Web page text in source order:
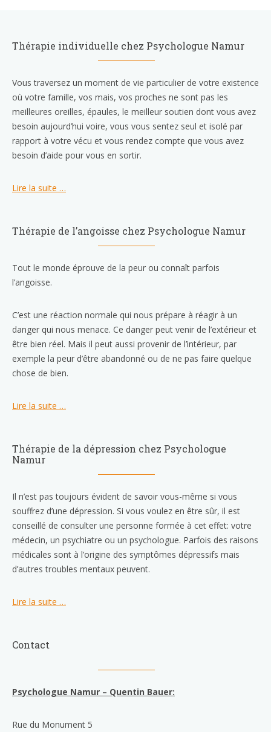
Thérapie individuelle chez Psychologue Namur
Vous traversez un moment de vie particulier de votre existence
où votre famille, vos mais, vos proches ne sont pas les
meilleures oreilles, épaules, le meilleur soutien dont vous avez
besoin aujourd’hui voire, vous vous sentez seul et isolé par
rapport à votre vécu et vous rendez compte que vous avez
besoin d’aide pour vous en sortir.
Lire la suite …
Thérapie de l’angoisse chez Psychologue Namur
Tout le monde éprouve de la peur ou connaît parfois
l’angoisse.
C’est une réaction normale qui nous prépare à réagir à un
danger qui nous menace. Ce danger peut venir de l’extérieur et
être bien réel. Mais il peut aussi provenir de l’intérieur, par
exemple la peur d’être abandonné ou de ne pas faire quelque
chose de bien.
Lire la suite …
Thérapie de la dépression chez Psychologue
Namur
Il n’est pas toujours évident de savoir vous-même si vous
souffrez d’une dépression. Si vous voulez en être sûr, il est
conseillé de consulter une personne formée à cet effet: votre
médecin, un psychiatre ou un psychologue. Parfois des raisons
médicales sont à l’origine des symptômes dépressifs mais
d’autres troubles mentaux peuvent.
Lire la suite …
Contact
Psychologue Namur – Quentin Bauer:
Rue du Monument 5